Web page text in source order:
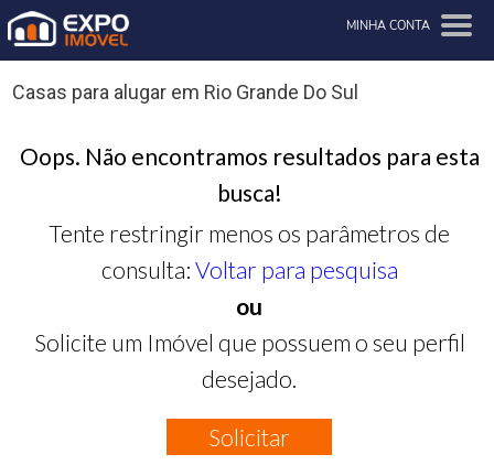
MINHA CONTA
Casas para alugar em Rio Grande Do Sul
Oops. Não encontramos resultados para esta
busca!
Tente restringir menos os parâmetros de
consulta: Voltar para pesquisa
ou
Solicite um Imóvel que possuem o seu perfil
desejado.
Solicitar